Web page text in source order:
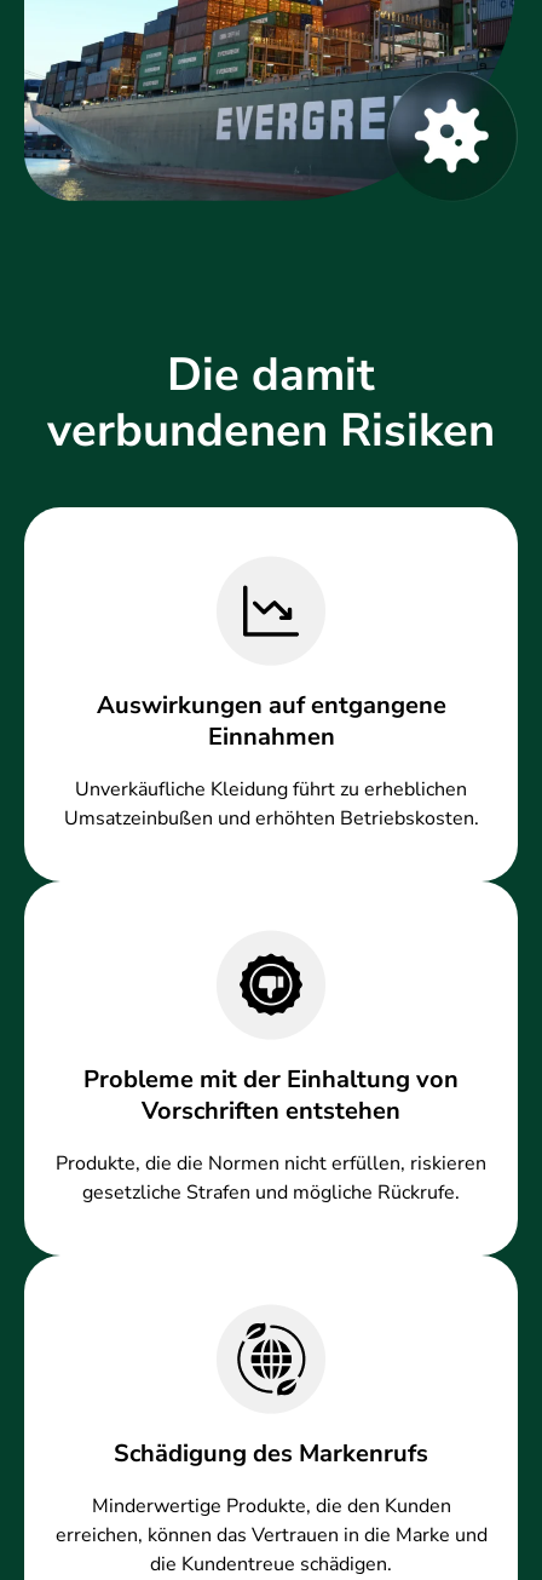
Die damit
verbundenen Risiken
Auswirkungen auf entgangene
Einnahmen
Unverkäufliche Kleidung führt zu erheblichen
Umsatzeinbußen und erhöhten Betriebskosten.
Probleme mit der Einhaltung von
Vorschriften entstehen
Produkte, die die Normen nicht erfüllen, riskieren
gesetzliche Strafen und mögliche Rückrufe.
Schädigung des Markenrufs
Minderwertige Produkte, die den Kunden
erreichen, können das Vertrauen in die Marke und
die Kundentreue schädigen.